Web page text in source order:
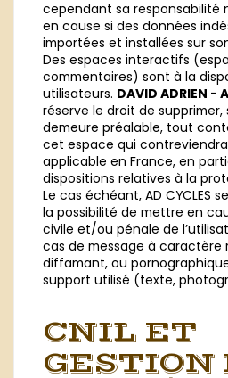
cependant sa responsabilité
en cause si des données
importées et installées sur
Des espaces interactifs
commentaires) sont à la
utilisateurs. DAVID ADRIEN -
réserve le droit de supprimer,
demeure préalable, tout
cet espace qui
applicable en France, en
dispositions relatives à la
Le cas échéant, AD CYCLES
la possibilité de mettre en
civile et/ou pénale de
cas de message à caractère
diffamant, ou
support utilisé (texte,
CNIL ET
GESTION